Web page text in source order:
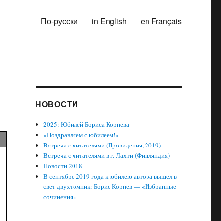
По-русски in English en Français
НОВОСТИ
2025: Юбилей Бориса Корнева
«Поздравляем с юбилеем!»
Bcтреча с читателями (Провидения, 2019)
Встреча с читателями в г. Лахти (Финляндия)
Новости 2018
В сентябре 2019 года к юбилею автора вышел в
свет двухтомник: Борис Корнев — «Избранные
сочинения»